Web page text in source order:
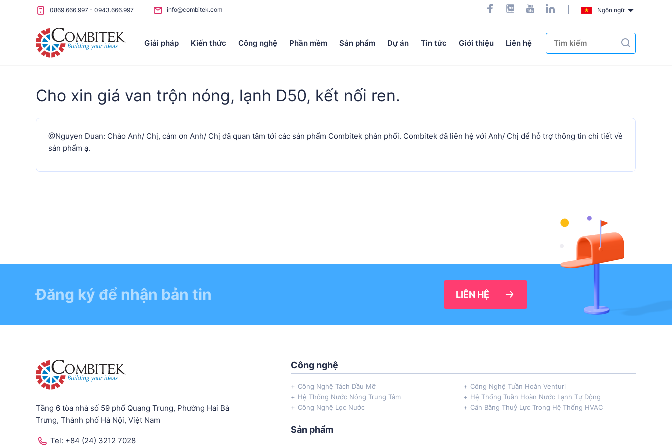
Skip to content
0869.666.997 - 0943.666.997 info@combitek.com Ngôn ngữ
Giải pháp Kiến thức Công nghệ Phần mềm Sản phẩm Dự án Tin tức Giới thiệu Liên hệ
Cho xin giá van trộn nóng, lạnh D50, kết nối ren.
@Nguyen Duan: Chào Anh/ Chị, cảm ơn Anh/ Chị đã quan tâm tới các sản phẩm Combitek phân phối. Combitek đã liên hệ với Anh/ Chị để hỗ trợ thông tin chi tiết về
sản phẩm ạ.
Đăng ký để nhận bản tin LIÊN HỆ
Công nghệ
Công Nghệ Tách Dầu Mỡ
Công Nghệ Tuần Hoàn Venturi
Hệ Thống Nước Nóng Trung Tâm
Hệ Thống Tuần Hoàn Nước Lạnh Tự Động
Công Nghệ Lọc Nước
Cân Bằng Thuỷ Lực Trong Hệ Thống HVAC
Sản phẩm
Tầng 6 tòa nhà số 59 phố Quang Trung, Phường Hai Bà
Trưng, Thành phố Hà Nội, Việt Nam
Tel: +84 (24) 3212 7028